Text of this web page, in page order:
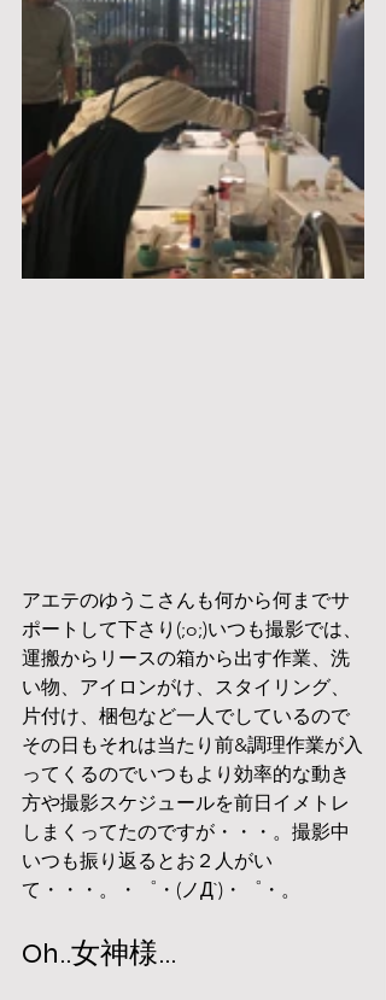
アエテのゆうこさんも何から何までサ
ポートして下さり(;o;)いつも撮影では、
運搬からリースの箱から出す作業、洗
い物、アイロンがけ、スタイリング、
片付け、梱包など一人でしているので
その日もそれは当たり前&調理作業が入
ってくるのでいつもより効率的な動き
方や撮影スケジュールを前日イメトレ
しまくってたのですが・・・。撮影中
いつも振り返るとお２人がい
て・・・。・゜・(ノД`)・゜・。
Oh..女神様…